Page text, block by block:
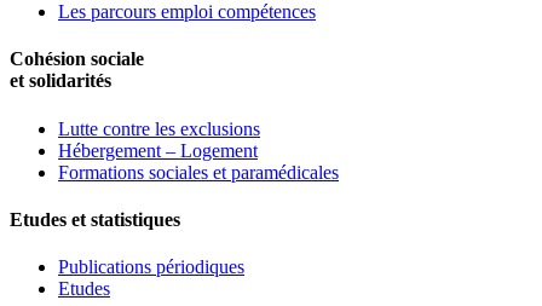
Les parcours emploi compétences
Cohésion sociale
et solidarités
Lutte contre les exclusions
Hébergement – Logement
Formations sociales et paramédicales
Etudes et statistiques
Publications périodiques
Etudes